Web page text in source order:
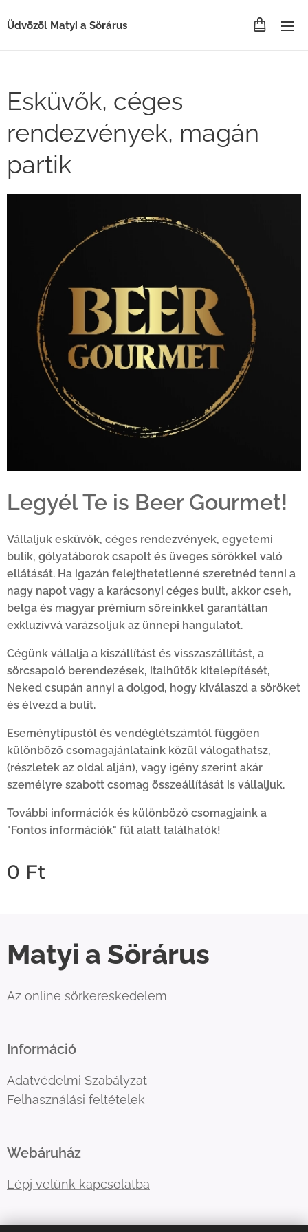
Üdvözöl Matyi a Sörárus
Esküvők, céges
rendezvények, magán
partik
Legyél Te is Beer Gourmet!
Vállaljuk esküvők, céges rendezvények, egyetemi
bulik, gólyatáborok csapolt és üveges sörökkel való
ellátását. Ha igazán felejthetetlenné szeretnéd tenni a
nagy napot vagy a karácsonyi céges bulit, akkor cseh,
belga és magyar prémium söreinkkel garantáltan
exkluzívvá varázsoljuk az ünnepi hangulatot.
Cégünk vállalja a kiszállítást és visszaszállítást, a
sörcsapoló berendezések, italhűtők kitelepítését,
Neked csupán annyi a dolgod, hogy kiválaszd a söröket
és élvezd a bulit.
Eseménytípustól és vendéglétszámtól függően
különböző csomagajánlataink közül válogathatsz,
(részletek az oldal alján), vagy igény szerint akár
személyre szabott csomag összeállítását is vállaljuk.
További információk és különböző csomagjaink a
"Fontos információk" fül alatt találhatók!
0 Ft
Matyi a Sörárus
Az online sörkereskedelem
Információ
Adatvédelmi Szabályzat
Felhasználási feltételek
Webáruház
Lépj velünk kapcsolatba